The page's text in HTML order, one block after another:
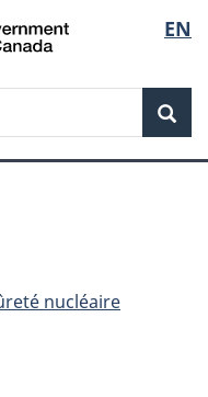
de
la
EN
nucléaire